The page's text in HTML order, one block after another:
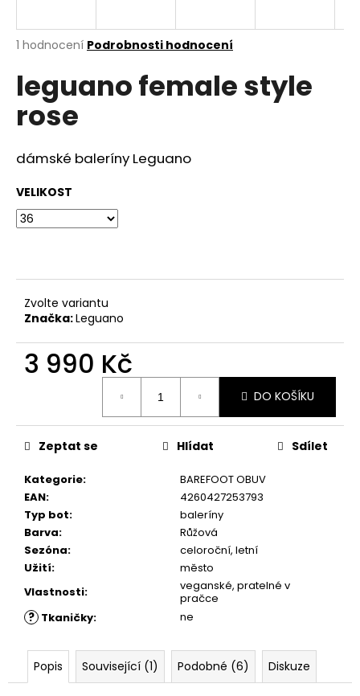
Průměrné
produktu
hvězdiček.
1 hodnocení Podrobnosti hodnocení
leguano female style
rose
dámské baleríny Leguano
VELIKOST
Zvolte variantu
Značka:Leguano
3 990 Kč
DO KOŠÍKU
Kategorie:
BAREFOOT OBUV
EAN:
4260427253793
Typ bot:
baleríny
Barva:
Růžová
Sezóna:
celoroční, letní
Užití:
město
Vlastnosti:
veganské, pratelné v
pračce
? Tkaničky: ne
Zeptat se Hlídat Sdílet
Popis Související (1) Podobné (6) Diskuze
j
t
?
o
o
u
č
m
e
VLOŽKY
BAREFOOT
PAMĚŤOVOU
PĚNOU
89
Kč